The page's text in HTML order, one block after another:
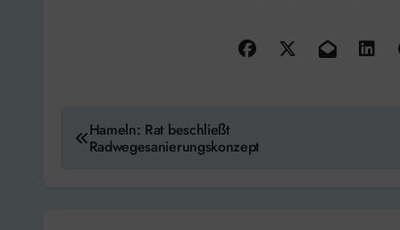
Beitragsnavigation
Hameln: Rat beschließt
Radwegesanierungskonzept